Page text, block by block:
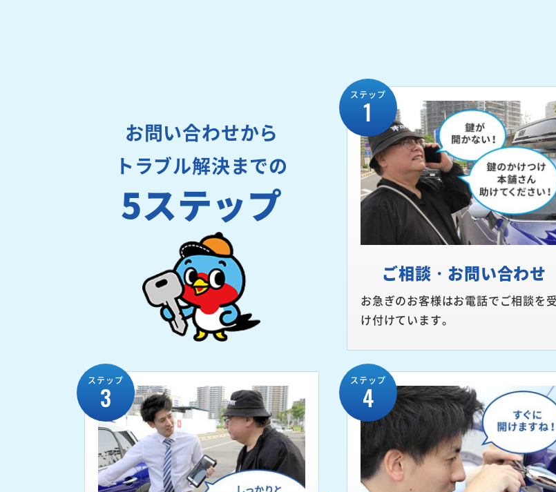
お問い合わせから
トラブル解決までの
5ステップ
ステップ
1
ご相談・お問い合わせ
お急ぎのお客様はお電話でご相談を受
け付けています。
ステップ
3
ステップ
4